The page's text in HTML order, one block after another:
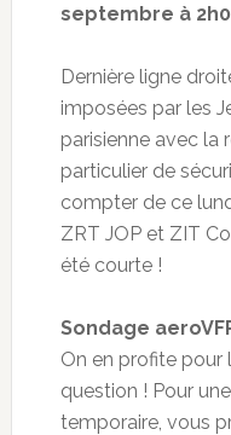
septembre à
Dernière ligne
imposées par les
parisienne avec la
particulier de
compter de ce
ZRT JOP et ZIT
été courte !
Sondage
On en profite pour
question ! Pour
temporaire, vous